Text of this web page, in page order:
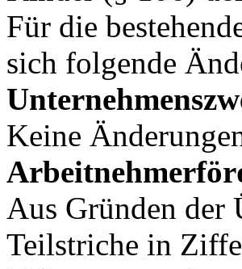
Für die
sich folgende
Keine
Aus Gründen der
Teilstriche in